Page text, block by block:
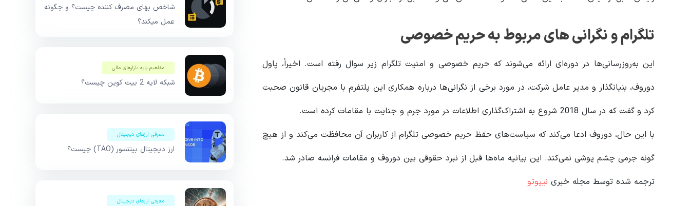
تلگرام و نگرانی های مربوط به حریم خصوصی
این به‌روزرسانی‌ها در دوره‌ای ارائه می‌شوند که حریم خصوصی و امنیت تلگرام زیر سوال رفته است. اخیراً، پاول
دوروف، بنیانگذار و مدیر عامل شرکت، در مورد برخی از نگرانی‌ها درباره همکاری این پلتفرم با مجریان قانون صحبت
کرد و گفت که در سال 2018 شروع به اشتراک‌گذاری اطلاعات در مورد جرم و جنایت با مقامات کرده است.
با این حال، دوروف ادعا می‌کند که سیاست‌های حفظ حریم خصوصی تلگرام از کاربران آن محافظت می‌کند و از هیچ
گونه جرمی چشم پوشی نمی‌کند. این بیانیه ماه‌ها قبل از نبرد حقوقی بین دوروف و مقامات فرانسه صادر شد.
ترجمه شده توسط مجله خبری نیپوتو
شاخص بهای مصرف کننده چیست؟ و چگونه
عمل میکند؟
مفاهیم پایه بازار‌های مالی
شبکه لایه 2 بیت کوین چیست؟
معرفی ارزهای دیجیتال
ارز دیجیتال بیتنسور (TAO) چیست؟
معرفی ارزهای دیجیتال